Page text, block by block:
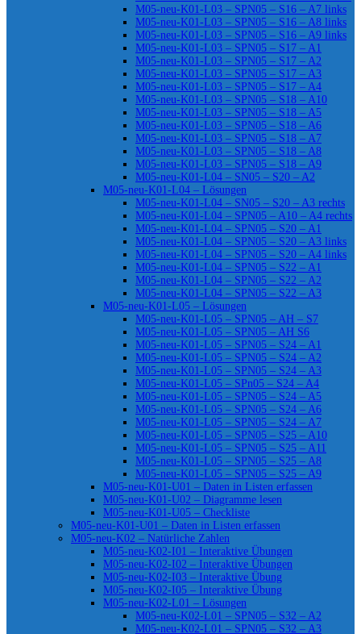
M05-neu-K01-L03 – SPN05 – S16 – A7 links
M05-neu-K01-L03 – SPN05 – S16 – A8 links
M05-neu-K01-L03 – SPN05 – S16 – A9 links
M05-neu-K01-L03 – SPN05 – S17 – A1
M05-neu-K01-L03 – SPN05 – S17 – A2
M05-neu-K01-L03 – SPN05 – S17 – A3
M05-neu-K01-L03 – SPN05 – S17 – A4
M05-neu-K01-L03 – SPN05 – S18 – A10
M05-neu-K01-L03 – SPN05 – S18 – A5
M05-neu-K01-L03 – SPN05 – S18 – A6
M05-neu-K01-L03 – SPN05 – S18 – A7
M05-neu-K01-L03 – SPN05 – S18 – A8
M05-neu-K01-L03 – SPN05 – S18 – A9
M05-neu-K01-L04 – SN05 – S20 – A2
M05-neu-K01-L04 – Lösungen
M05-neu-K01-L04 – SN05 – S20 – A3 rechts
M05-neu-K01-L04 – SPN05 – A10 – A4 rechts
M05-neu-K01-L04 – SPN05 – S20 – A1
M05-neu-K01-L04 – SPN05 – S20 – A3 links
M05-neu-K01-L04 – SPN05 – S20 – A4 links
M05-neu-K01-L04 – SPN05 – S22 – A1
M05-neu-K01-L04 – SPN05 – S22 – A2
M05-neu-K01-L04 – SPN05 – S22 – A3
M05-neu-K01-L05 – Lösungen
M05-neu-K01-L05 – SPN05 – AH – S7
M05-neu-K01-L05 – SPN05 – AH S6
M05-neu-K01-L05 – SPN05 – S24 – A1
M05-neu-K01-L05 – SPN05 – S24 – A2
M05-neu-K01-L05 – SPN05 – S24 – A3
M05-neu-K01-L05 – SPn05 – S24 – A4
M05-neu-K01-L05 – SPN05 – S24 – A5
M05-neu-K01-L05 – SPN05 – S24 – A6
M05-neu-K01-L05 – SPN05 – S24 – A7
M05-neu-K01-L05 – SPN05 – S25 – A10
M05-neu-K01-L05 – SPN05 – S25 – A11
M05-neu-K01-L05 – SPN05 – S25 – A8
M05-neu-K01-L05 – SPN05 – S25 – A9
M05-neu-K01-U01 – Daten in Listen erfassen
M05-neu-K01-U02 – Diagramme lesen
M05-neu-K01-U05 – Checkliste
M05-neu-K01-U01 – Daten in Listen erfassen
M05-neu-K02 – Natürliche Zahlen
M05-neu-K02-I01 – Interaktive Übungen
M05-neu-K02-I02 – Interaktive Übungen
M05-neu-K02-I03 – Interaktive Übung
M05-neu-K02-I05 – Interaktive Übung
M05-neu-K02-L01 – Lösungen
M05-neu-K02-L01 – SPN05 – S32 – A2
M05-neu-K02-L01 – SPN05 – S32 – A3